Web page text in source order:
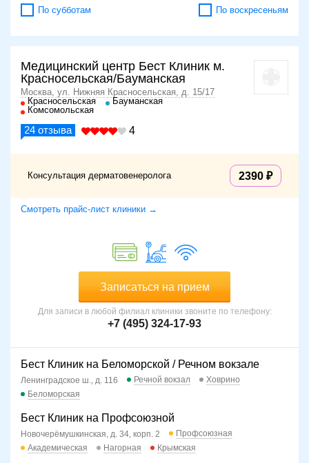
По субботам По воскресеньям
Медицинский центр Бест Клиник м.
Красносельская/Бауманская
Москва, ул. Нижняя Красносельская, д. 15/17
Красносельская
Бауманская
Комсомольская
24 отзыва 4
Консультация дерматовенеролога 2390
Смотреть прайс-лист клиники →
Записаться на прием
Для записи в любой филиал клиники звоните по телефону:
+7 (495) 324-17-93
Бест Клиник на Беломорской / Речном вокзале
Ленинградское ш., д. 116 Речной вокзал
Ховрино
Беломорская
Бест Клиник на Профсоюзной
Новочерёмушкинская, д. 34, корп. 2
Профсоюзная
Академическая
Нагорная Крымская